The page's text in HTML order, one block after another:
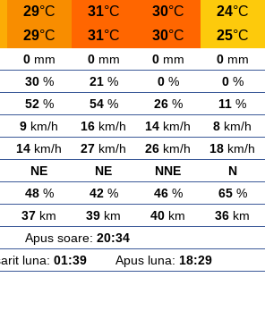
29°C 31°C 30°C 24°C
29°C 31°C 30°C 25°C
0mm 0mm 0mm 0mm
30% 21% 0% 0%
52% 54% 26% 11 %
9 km/h 16 km/h 14 km/h 8 km/h
14 km/h 27 km/h 26 km/h 18 km/h
NE NE NNE N
48% 42% 46% 65%
37 km 39 km 40 km 36 km
Apus soare: 20:34
luna: 01:39 Apus luna: 18:29